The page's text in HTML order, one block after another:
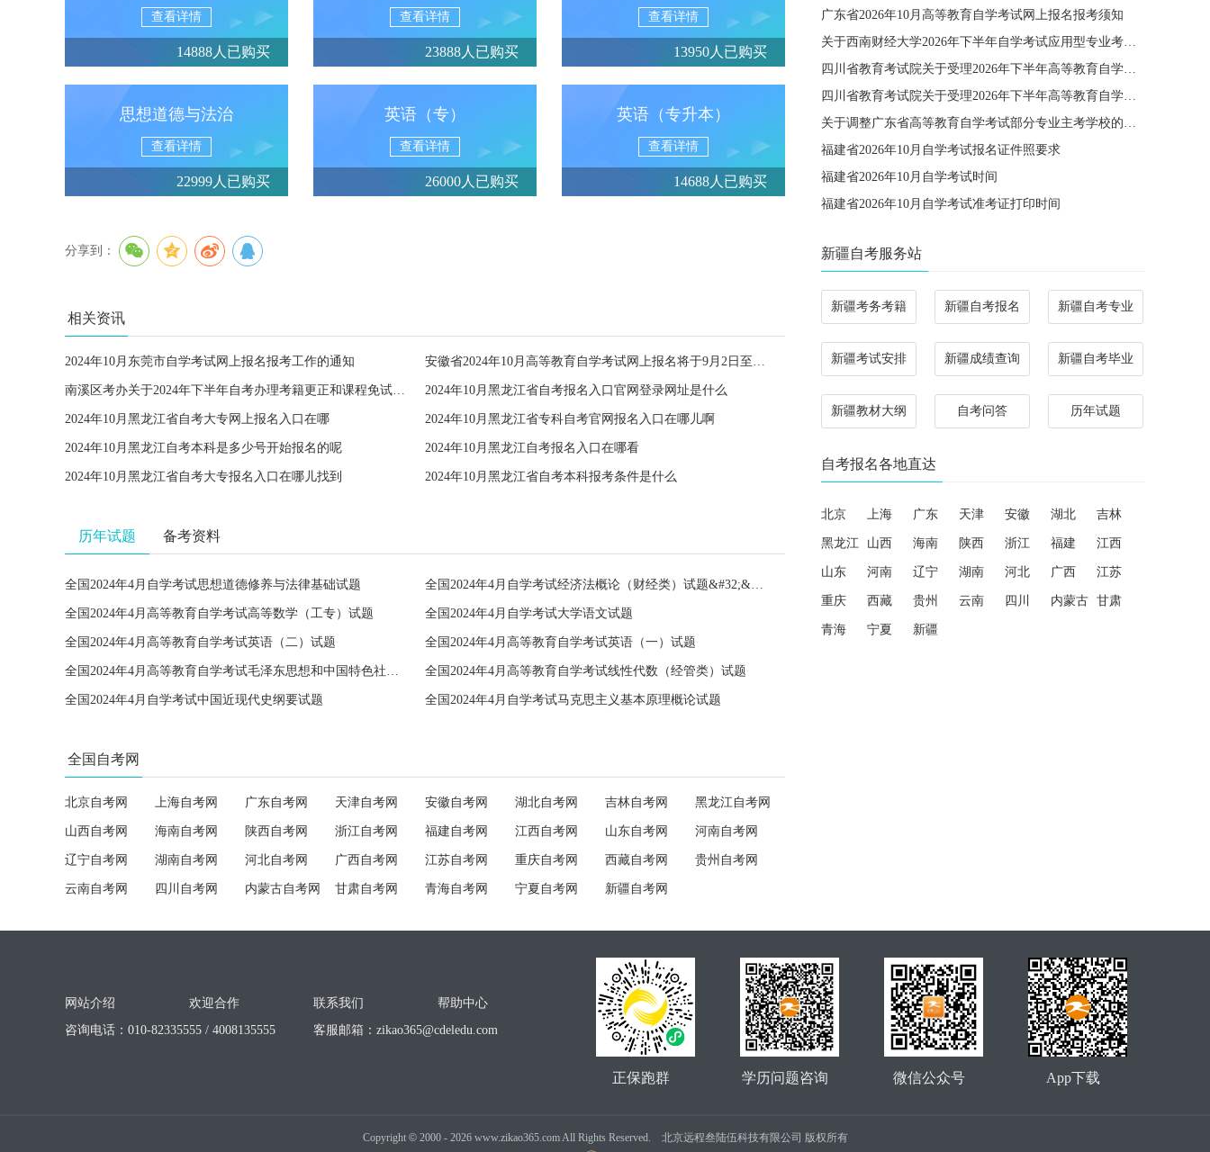
查看详情
14888人已购买
查看详情
23888人已购买
查看详情
13950人已购买
思想道德与法治
查看详情
22999人已购买
英语（专）
查看详情
26000人已购买
英语（专升本）
查看详情
14688人已购买
分享到：
相关资讯
2024年10月东莞市自学考试网上报名报考工作的通知 安徽省2024年10月高等教育自学考试网上报名将于9月2日至6日进行
南溪区考办关于2024年下半年自考办理考籍更正和课程免试申请的通知 2024年10月黑龙江省自考报名入口官网登录网址是什么
2024年10月黑龙江省自考大专网上报名入口在哪 2024年10月黑龙江省专科自考官网报名入口在哪儿啊
2024年10月黑龙江自考本科是多少号开始报名的呢 2024年10月黑龙江自考报名入口在哪看
2024年10月黑龙江省自考大专报名入口在哪儿找到 2024年10月黑龙江省自考本科报考条件是什么
历年试题 备考资料
全国2024年4月自学考试思想道德修养与法律基础试题 全国2024年4月自学考试经济法概论（财经类）试题&#32;&#32;
全国2024年4月高等教育自学考试高等数学（工专）试题 全国2024年4月自学考试大学语文试题
全国2024年4月高等教育自学考试英语（二）试题 全国2024年4月高等教育自学考试英语（一）试题
全国2024年4月高等教育自学考试毛泽东思想和中国特色社会主义理论体系概论试题 全国2024年4月高等教育自学考试线性代数（经管类）试题
全国2024年4月自学考试中国近现代史纲要试题 全国2024年4月自学考试马克思主义基本原理概论试题
全国自考网
北京自考网 上海自考网 广东自考网 天津自考网 安徽自考网 湖北自考网 吉林自考网 黑龙江自考网
山西自考网 海南自考网 陕西自考网 浙江自考网 福建自考网 江西自考网 山东自考网 河南自考网
辽宁自考网 湖南自考网 河北自考网 广西自考网 江苏自考网 重庆自考网 西藏自考网 贵州自考网
云南自考网 四川自考网 内蒙古自考网 甘肃自考网 青海自考网 宁夏自考网 新疆自考网
广东省2026年10月高等教育自学考试网上报名报考须知
关于西南财经大学2026年下半年自学考试应用型专业考籍更改办理的通知
四川省教育考试院关于受理2026年下半年高等教育自学考试省际转考申请的通告
四川省教育考试院关于受理2026年下半年高等教育自学考试考籍更改申请的通告
关于调整广东省高等教育自学考试部分专业主考学校的通知
福建省2026年10月自学考试报名证件照要求
福建省2026年10月自学考试时间
福建省2026年10月自学考试准考证打印时间
新疆自考服务站
新疆考务考籍 新疆自考报名 新疆自考专业
新疆考试安排 新疆成绩查询 新疆自考毕业
新疆教材大纲 自考问答 历年试题
自考报名各地直达
北京 上海 广东 天津 安徽 湖北 吉林
黑龙江 山西 海南 陕西 浙江 福建 江西
山东 河南 辽宁 湖南 河北 广西 江苏
重庆 西藏 贵州 云南 四川 内蒙古 甘肃
青海 宁夏 新疆
网站介绍 欢迎合作 联系我们
帮助中心
咨询电话：010-82335555 / 4008135555
客服邮箱： zikao365@cdeledu.com
App下载
微信公众号
学历问题咨询
正保跑群
Copyright ©2000 - 2026www.zikao365.com All Rights Reserved. 北京远程叁陆伍科技有限公司 版权所有